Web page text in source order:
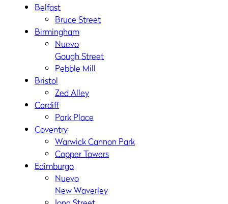
Belfast
Bruce Street
Birmingham
Nuevo
Gough Street
Pebble Mill
Bristol
Zed Alley
Cardiff
Park Place
Coventry
Warwick Cannon Park
Copper Towers
Edimburgo
Nuevo
New Waverley